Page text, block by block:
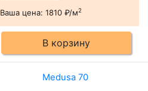
Ваша цена: 1810 ₽/м2
В корзину
Medusa 70